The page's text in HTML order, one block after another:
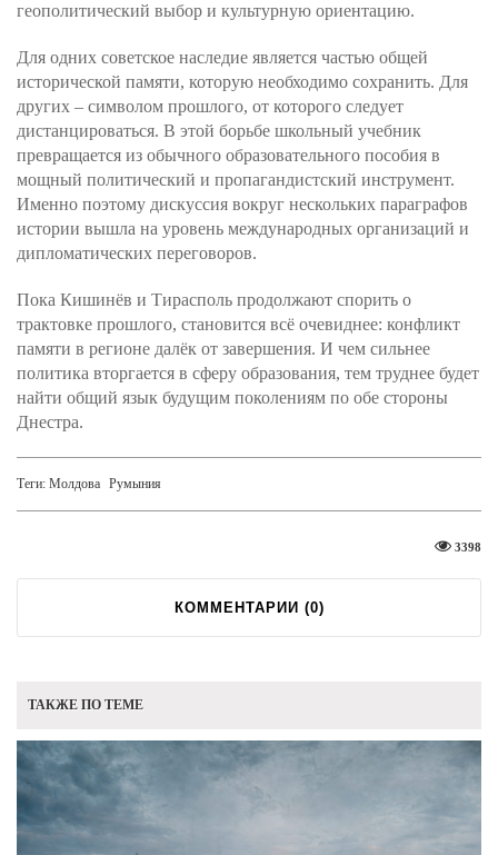
геополитический выбор и культурную ориентацию.
Для одних советское наследие является частью общей
исторической памяти, которую необходимо сохранить. Для
других – символом прошлого, от которого следует
дистанцироваться. В этой борьбе школьный учебник
превращается из обычного образовательного пособия в
мощный политический и пропагандистский инструмент.
Именно поэтому дискуссия вокруг нескольких параграфов
истории вышла на уровень международных организаций и
дипломатических переговоров.
Пока Кишинёв и Тирасполь продолжают спорить о
трактовке прошлого, становится всё очевиднее: конфликт
памяти в регионе далёк от завершения. И чем сильнее
политика вторгается в сферу образования, тем труднее будет
найти общий язык будущим поколениям по обе стороны
Днестра.
Теги: Молдова Румыния
3398
КОММЕНТАРИИ (0)
ТАКЖЕ ПО ТЕМЕ